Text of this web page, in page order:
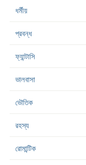
ধর্মীয়
প্রবন্ধ
ফ্যান্টাসি
ভালবাসা
ভৌতিক
রহস্য
রোমান্টিক